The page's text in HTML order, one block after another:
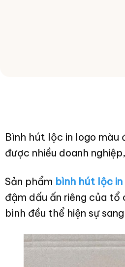
Bình hút lộc in logo màu
được nhiều doanh
Sản phẩm bình hút lộc in
đậm dấu ấn riêng của
bình đều thể hiện sự